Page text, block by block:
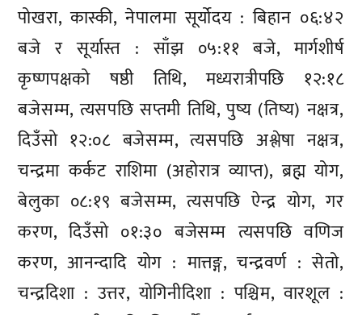
पोखरा, कास्की, नेपालमा सूर्योदय : बिहान ०६:४२
बजे र सूर्यास्त : साँझ ०५:११ बजे, मार्गशीर्ष
कृष्णपक्षको षष्ठी तिथि, मध्यरात्रीपछि १२:१८
बजेसम्म, त्यसपछि सप्तमी तिथि, पुष्य (तिष्य) नक्षत्र,
दिउँसो १२:०८ बजेसम्म, त्यसपछि अश्लेषा नक्षत्र,
चन्द्रमा कर्कट राशिमा (अहोरात्र व्याप्त), ब्रह्म योग,
बेलुका ०८:१९ बजेसम्म, त्यसपछि ऐन्द्र योग, गर
करण, दिउँसो ०१:३० बजेसम्म त्यसपछि वणिज
करण, आनन्दादि योग : मात्तङ्ग, चन्द्रवर्ण : सेतो,
चन्द्रदिशा : उत्तर, योगिनीदिशा : पश्चिम, वारशूल :